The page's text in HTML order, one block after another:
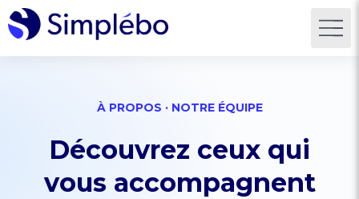
À PROPOS · NOTRE ÉQUIPE
Découvrez ceux qui
vous accompagnent